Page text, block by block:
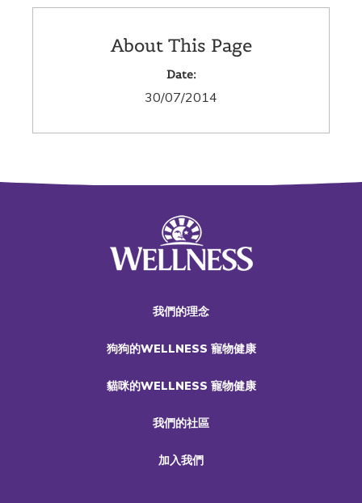
About This Page
Date:
30/07/2014
我們的理念
狗狗的WELLNESS 寵物健康
貓咪的WELLNESS 寵物健康
我們的社區
加入我們